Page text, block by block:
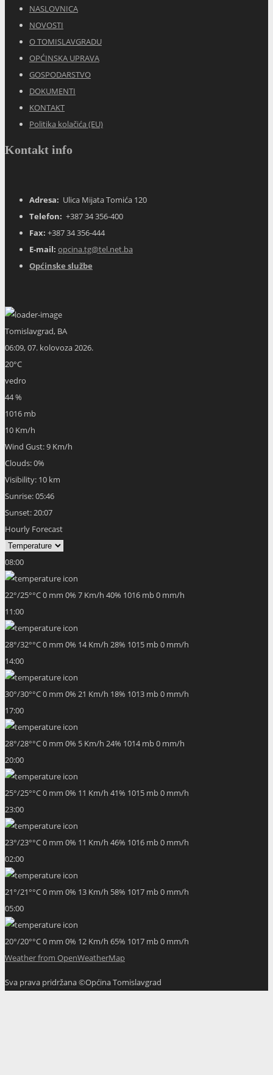
NASLOVNICA
NOVOSTI
O TOMISLAVGRADU
OPĆINSKA UPRAVA
GOSPODARSTVO
DOKUMENTI
KONTAKT
Politika kolačića (EU)
Kontakt info
Adresa: Ulica Mijata Tomića 120
Telefon: +387 34 356-400
Fax: +387 34 356-444
E-mail: opcina.tg@tel.net.ba
Općinske službe
Tomislavgrad, BA
06:09,07. kolovoza 2026.
20°C
vedro
44 %
1016 mb
10 Km/h
Wind Gust:9 Km/h
Clouds:0%
Visibility: 10 km
Sunrise:05:46
Sunset:20:07
Hourly Forecast
08:00
22°/25°°C0 mm 0% 7 Km/h 40% 1016 mb0 mm/h
11:00
28°/32°°C0 mm 0% 14 Km/h 28% 1015 mb0 mm/h
14:00
30°/30°°C0 mm 0% 21 Km/h 18% 1013 mb0 mm/h
17:00
28°/28°°C0 mm 0% 5 Km/h 24% 1014 mb0 mm/h
20:00
25°/25°°C0 mm 0% 11 Km/h 41% 1015 mb0 mm/h
23:00
23°/23°°C0 mm 0% 11 Km/h 46% 1016 mb0 mm/h
02:00
21°/21°°C0 mm 0% 13 Km/h 58% 1017 mb0 mm/h
05:00
20°/20°°C0 mm 0% 12 Km/h 65% 1017 mb0 mm/h
Weather from OpenWeatherMap
Sva prava pridržana ©Općina Tomislavgrad